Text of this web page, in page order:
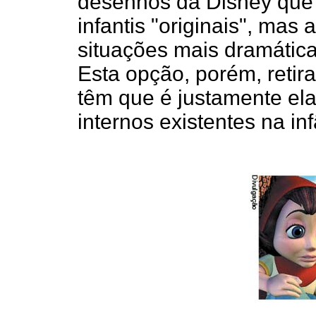
infantis "originais", mas
situações mais
Esta opção, porém,
têm que é justamente
internos existentes na